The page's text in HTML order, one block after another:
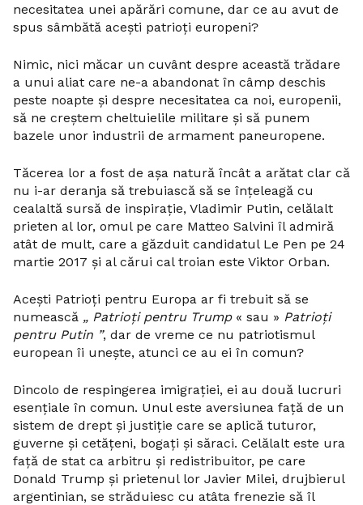
necesitatea unei apărări comune, dar ce au avut de
spus sâmbătă acești patrioți europeni?
Nimic, nici măcar un cuvânt despre această trădare
a unui aliat care ne-a abandonat în câmp deschis
peste noapte și despre necesitatea ca noi, europenii,
să ne creștem cheltuielile militare și să punem
bazele unor industrii de armament paneuropene.
Tăcerea lor a fost de așa natură încât a arătat clar că
nu i-ar deranja să trebuiască să se înțeleagă cu
cealaltă sursă de inspirație, Vladimir Putin, celălalt
prieten al lor, omul pe care Matteo Salvini îl admiră
atât de mult, care a găzduit candidatul Le Pen pe 24
martie 2017 și al cărui cal troian este Viktor Orban.
Acești Patrioți pentru Europa ar fi trebuit să se
numească „ Patrioți pentru Trump « sau » Patrioți
pentru Putin ”, dar de vreme ce nu patriotismul
european îi unește, atunci ce au ei în comun?
Dincolo de respingerea imigrației, ei au două lucruri
esențiale în comun. Unul este aversiunea față de un
sistem de drept și justiție care se aplică tuturor,
guverne și cetățeni, bogați și săraci. Celălalt este ura
față de stat ca arbitru și redistribuitor, pe care
Donald Trump și prietenul lor Javier Milei, drujbierul
argentinian, se străduiesc cu atâta frenezie să îl